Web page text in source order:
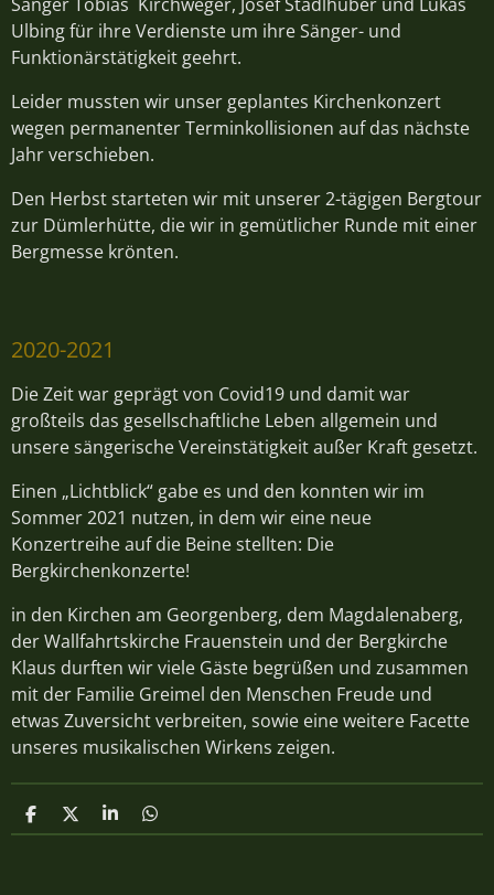
Ulbing für ihre Verdienste um ihre Sänger- und
Funktionärstätigkeit geehrt.
Leider mussten wir unser geplantes Kirchenkonzert
wegen permanenter Terminkollisionen auf das nächste
Jahr verschieben.
Den Herbst starteten wir mit unserer 2-tägigen Bergtour
zur Dümlerhütte, die wir in gemütlicher Runde mit einer
Bergmesse krönten.
2020-2021
Die Zeit war geprägt von Covid19 und damit war
großteils das gesellschaftliche Leben allgemein und
unsere sängerische Vereinstätigkeit außer Kraft gesetzt.
Einen „Lichtblick“ gabe es und den konnten wir im
Sommer 2021 nutzen, in dem wir eine neue
Konzertreihe auf die Beine stellten: Die
Bergkirchenkonzerte!
in den Kirchen am Georgenberg, dem Magdalenaberg,
der Wallfahrtskirche Frauenstein und der Bergkirche
Klaus durften wir viele Gäste begrüßen und zusammen
mit der Familie Greimel den Menschen Freude und
etwas Zuversicht verbreiten, sowie eine weitere Facette
unseres musikalischen Wirkens zeigen.
T
e
T
e
T
e
T
e